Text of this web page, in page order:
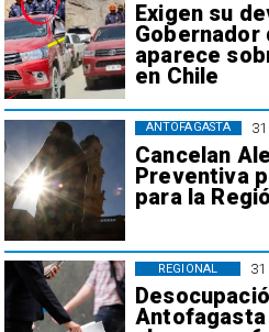
Exigen su
Gobernador
aparece
en Chile
Cancelan
Preventiva
para la
ANTOFAGASTA
31
Antofagasta
REGIONAL